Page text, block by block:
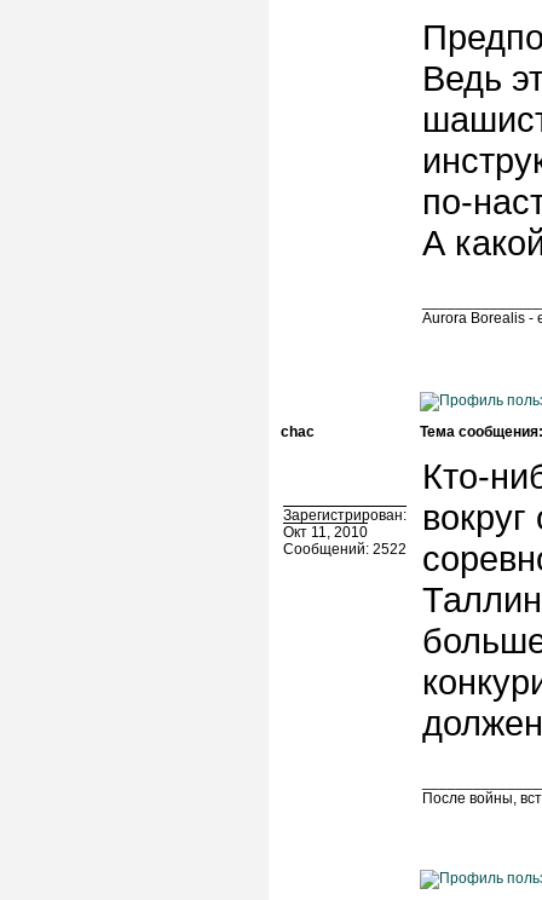
Ведь
по-
А
Aurora Borealis -
chac Тема сообщения:
Зарегистрирован:
Окт 11, 2010
Сообщений: 2522
Кто-
После войны,